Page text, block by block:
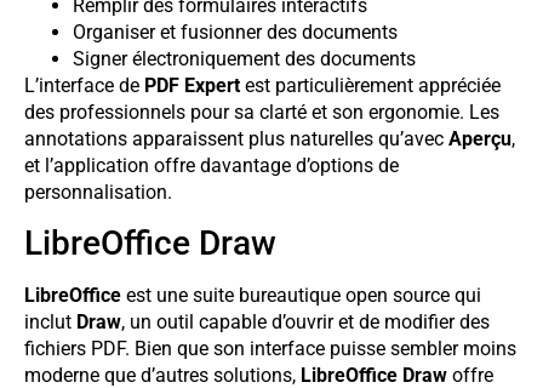
Remplir des formulaires interactifs
Organiser et fusionner des documents
Signer électroniquement des documents
L’interface de PDF Expert est particulièrement appréciée
des professionnels pour sa clarté et son ergonomie. Les
annotations apparaissent plus naturelles qu’avec Aperçu,
et l’application offre davantage d’options de
personnalisation.
LibreOffice Draw
LibreOffice est une suite bureautique open source qui
inclut Draw, un outil capable d’ouvrir et de modifier des
fichiers PDF. Bien que son interface puisse sembler moins
moderne que d’autres solutions, LibreOffice Draw offre